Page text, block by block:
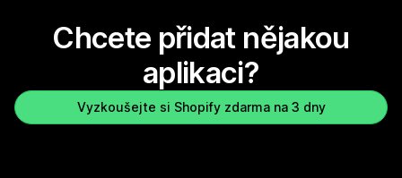
Chcete přidat nějakou
aplikaci?
Vyzkoušejte si Shopify zdarma na 3 dny